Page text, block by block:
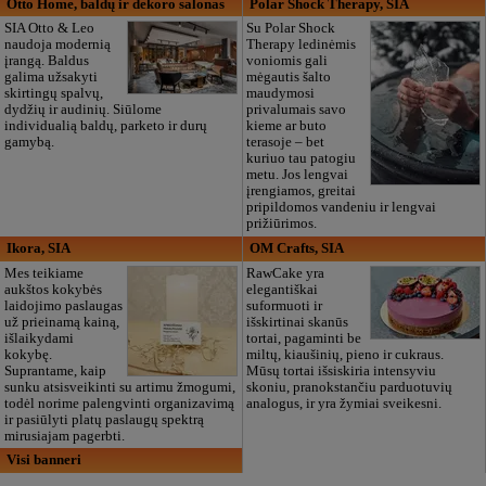
Otto Home, baldų ir dekoro salonas
SIA Otto & Leo
naudoja modernią
įrangą. Baldus
galima užsakyti
skirtingų spalvų,
dydžių ir audinių. Siūlome
individualią baldų, parketo ir durų
gamybą.
Polar Shock Therapy, SIA
Su Polar Shock
Therapy ledinėmis
voniomis gali
mėgautis šalto
maudymosi
privalumais savo
kieme ar buto
terasoje – bet
kuriuo tau patogiu
metu. Jos lengvai
įrengiamos, greitai
pripildomos vandeniu ir lengvai
prižiūrimos.
Ikora, SIA
Mes teikiame
aukštos kokybės
laidojimo paslaugas
už prieinamą kainą,
išlaikydami
kokybę.
Suprantame, kaip
sunku atsisveikinti su artimu žmogumi,
todėl norime palengvinti organizavimą
ir pasiūlyti platų paslaugų spektrą
mirusiajam pagerbti.
OM Crafts, SIA
RawCake yra
elegantiškai
suformuoti ir
išskirtinai skanūs
tortai, pagaminti be
miltų, kiaušinių, pieno ir cukraus.
Mūsų tortai išsiskiria intensyviu
skoniu, pranokstančiu parduotuvių
analogus, ir yra žymiai sveikesni.
Visi banneri